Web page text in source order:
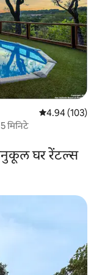
5 पैकी 4.94
4.94 (103)
मिनिटे
घर रेंटल्स